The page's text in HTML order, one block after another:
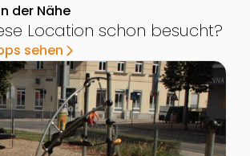
der Nähe
Location schon besucht?
sehen arrow_forward_ios
von Spielplatz im Gabriele-